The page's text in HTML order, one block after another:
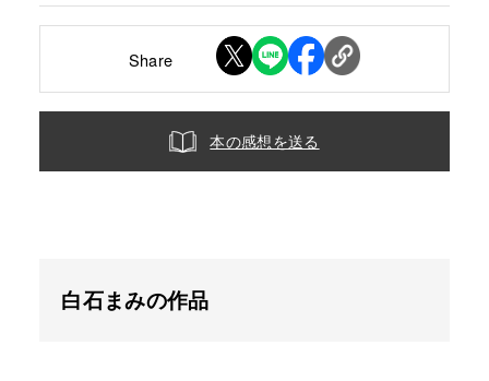
Share
本の感想を送る
白石まみの作品